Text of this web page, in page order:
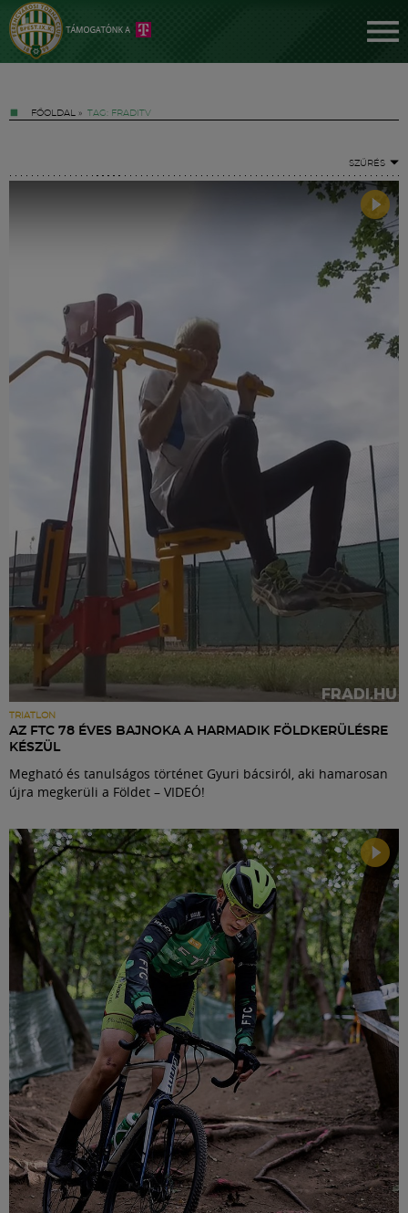
FŐOLDAL » TAG: FRADITV
SZŰRÉS
TRIATLON
AZ FTC 78 ÉVES BAJNOKA A HARMADIK FÖLDKERÜLÉSRE
KÉSZÜL
Megható és tanulságos történet Gyuri bácsiról, aki hamarosan
újra megkerüli a Földet – VIDEÓ!
FM YouTube +
Hírek
Labdarúgás
Szakosztályok
Meccscenter
Klub
Szolgáltatások
Shop
English